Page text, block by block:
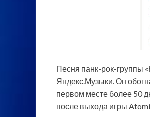
Песня панк-рок-группы
Яндекс.Музыки. Он
первом месте более 50
после выхода игры